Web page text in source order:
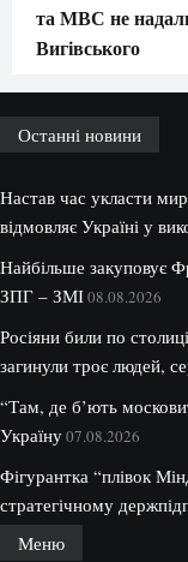
та МВС не надали
Вигівського
Останні новини
Настав час укласти
відмовляє Україні у
Найбільше закуповує
ЗПГ – ЗМІ08.08.2026
Росіяни били по
загинули троє людей,
“Там, де б’ють
Україну07.08.2026
Фігурантка “плівок
стратегічному
Меню